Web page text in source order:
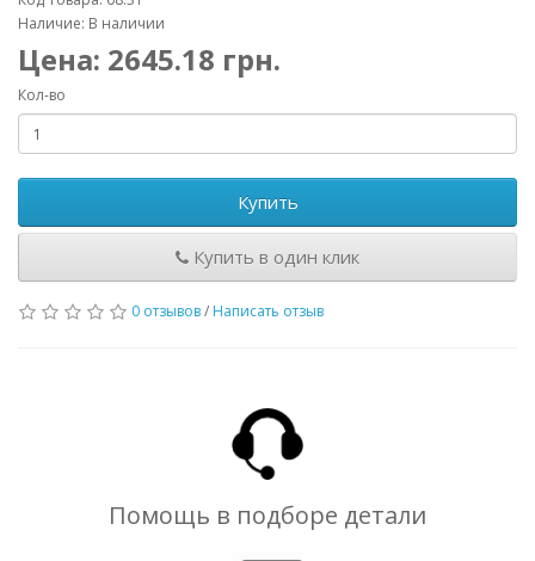
Наличие: В наличии
Цена: 2645.18 грн.
Кол-во
Купить
Купить в один клик
0 отзывов/ Написать отзыв
Помощь в подборе детали